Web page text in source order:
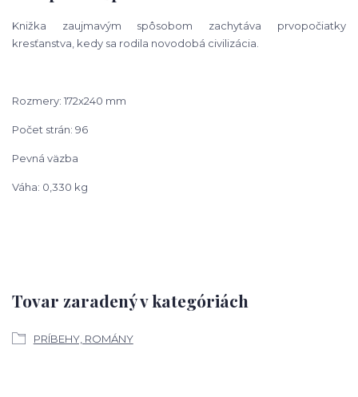
Knižka zaujmavým spôsobom zachytáva prvopočiatky
kresťanstva, kedy sa rodila novodobá civilizácia.
Rozmery: 172x240 mm
Počet strán: 96
Pevná väzba
Váha: 0,330 kg
Tovar zaradený v kategóriách
PRÍBEHY, ROMÁNY